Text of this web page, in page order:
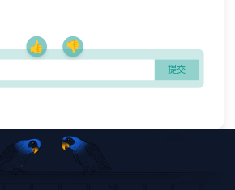
👍 👎